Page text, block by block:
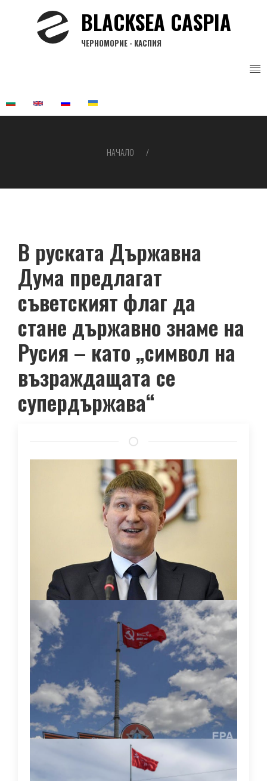
BLACKSEA CASPIA
ЧЕРНОМОРИЕ - КАСПИЯ
НАЧАЛО
В руската Държавна
Дума предлагат
съветският флаг да
стане държавно знаме на
Русия – като „символ на
възраждащата се
супердържава“